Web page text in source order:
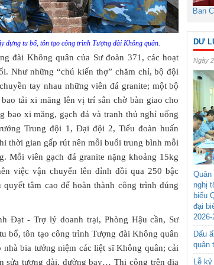
dựng tu bổ, tôn tạo công trình Tượng đài Không quân.
đài Không quân của Sư đoàn 371, các hoạt
Như những “chú kiến thợ” chăm chỉ, bộ đội
tay nhau những viên đá granite; một bộ
tải xi măng lên vị trí sân chờ bàn giao cho
bao xi măng, gạch đá và tranh thủ nghỉ uống
Trung đội 1, Đại đội 2, Tiểu đoàn huấn
thời gian gấp rút nên mỗi buổi trung bình mỗi
Mỗi viên gạch đá granite nặng khoảng 15kg
việc vận chuyển lên đỉnh đồi qua 250 bậc
tâm cao để hoàn thành công trình đúng
Đạt - Trợ lý doanh trại, Phòng Hậu cần, Sư
bổ, tôn tạo công trình Tượng đài Không quân
bia tưởng niệm các liệt sĩ Không quân; cải
sửa tượng đài, đường bay… Thi công trên địa
Ban
DƯ
Ngày
nghị
biểu
đại
2026-
Dấu
quân
Lễ kỷ